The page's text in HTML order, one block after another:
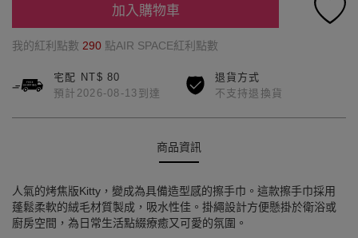
加入購物車
我的紅利點數 290 點AIR SPACE紅利點數
宅配 NT$ 80
預計2026-08-13到達
退貨方式
不支持退換貨
商品資訊
人氣的烤焦版Kitty，變成為具備造型感的擦手巾。這款擦手巾採用
蓬鬆柔軟的絨毛材質製成，吸水性佳。掛繩設計方便懸掛於衛浴或
廚房空間，為日常生活點綴療癒又可愛的氛圍。